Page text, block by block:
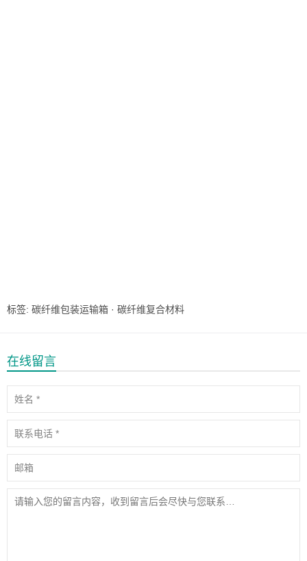
标签: 碳纤维包装运输箱 · 碳纤维复合材料
在线留言